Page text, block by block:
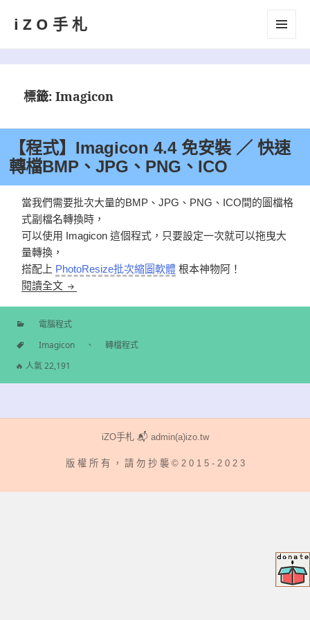
iZO手札
標籤:Imagicon
【程式】Imagicon 4.4 免安裝 ／ 快速
轉檔BMP、JPG、PNG、ICO
當我們需要批次大量的BMP、JPG、PNG、ICO間的圖檔格
式副檔名轉換時，
可以使用 Imagicon 這個程式，只要設定一次就可以拖曳大
量轉換，
搭配上 PhotoResize批次縮圖軟體 根本神物阿！
閱讀全文 【程式】Imagicon 4.4 免安裝 ／ 快速轉檔BMP、
分
電腦程式
標
Imagicon 、
轉檔程式
🔥 人氣 22,191
iZO手札 📬 admin(a)izo.tw
版 權 所 有 ， 請 勿 抄 襲 © 2 0 1 5 - 2 0 2 3